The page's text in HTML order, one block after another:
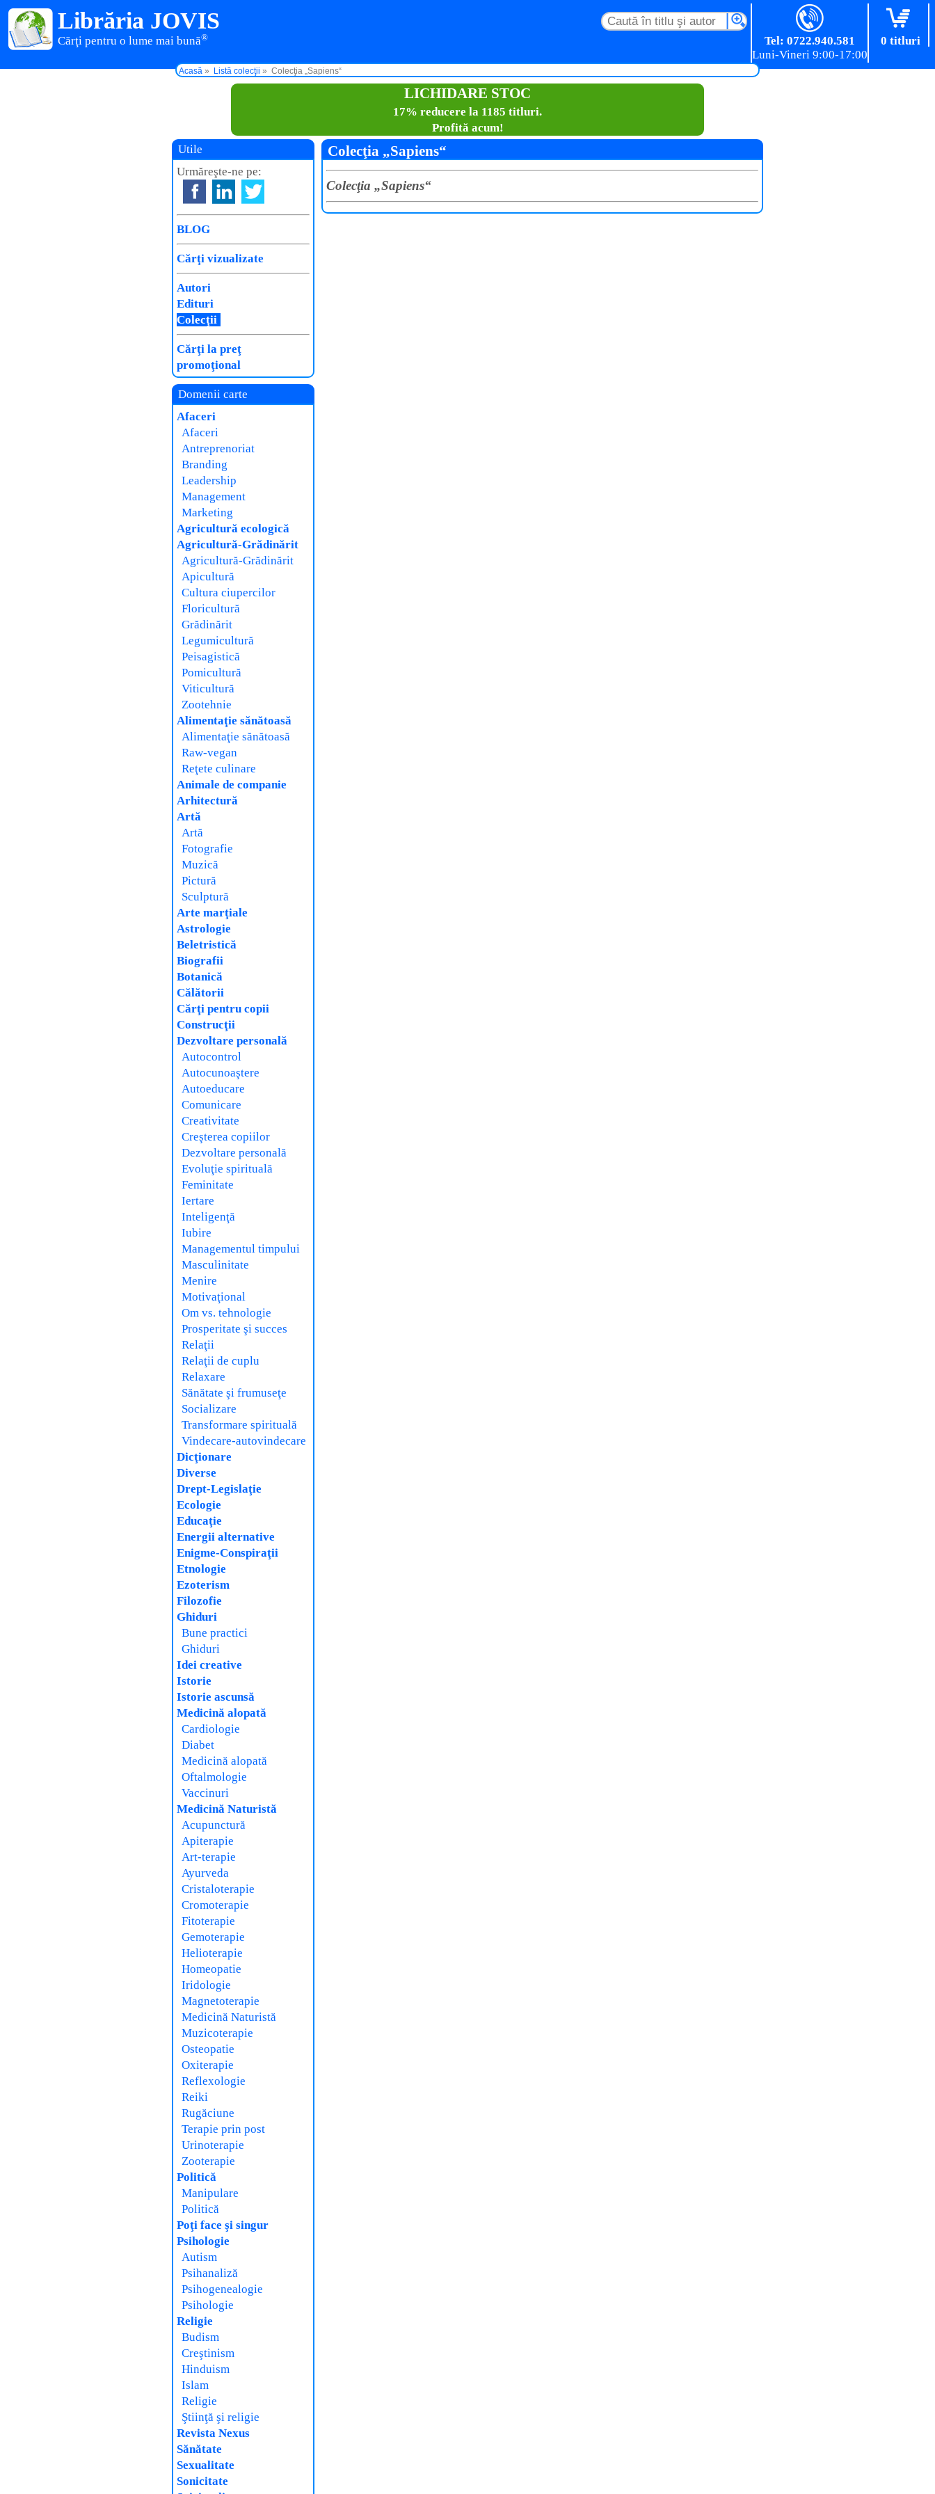
Librăria JOVIS
Cărţi pentru o lume mai bună® 0 titluri
Tel: 0722.940.581
Acasă Listă colecţii Colecţia „Sapiens“
LICHIDARE STOC
17% reducere la 1185 titluri.
Profită acum!
Colecţia „Sapiens“
Colecţia „Sapiens“
Utile
Urmăreşte-ne pe:
BLOG
Cărţi vizualizate
Autori
Edituri
Colecţii
Cărţi la preţ
promoţional
Domenii carte
Afaceri
Afaceri
Antreprenoriat
Branding
Leadership
Management
Marketing
Agricultură ecologică
Agricultură-Grădinărit
Agricultură-Grădinărit
Apicultură
Cultura ciupercilor
Floricultură
Grădinărit
Legumicultură
Peisagistică
Pomicultură
Viticultură
Zootehnie
Alimentaţie sănătoasă
Alimentaţie sănătoasă
Raw-vegan
Reţete culinare
Animale de companie
Arhitectură
Artă
Artă
Fotografie
Muzică
Pictură
Sculptură
Arte marţiale
Astrologie
Beletristică
Biografii
Botanică
Călătorii
Cărţi pentru copii
Construcţii
Dezvoltare personală
Autocontrol
Autocunoaştere
Autoeducare
Comunicare
Creativitate
Creşterea copiilor
Dezvoltare personală
Evoluţie spirituală
Feminitate
Iertare
Inteligenţă
Iubire
Managementul timpului
Masculinitate
Menire
Motivaţional
Om vs. tehnologie
Prosperitate şi succes
Relaţii
Relaţii de cuplu
Relaxare
Sănătate şi frumuseţe
Socializare
Transformare spirituală
Vindecare-autovindecare
Dicţionare
Diverse
Drept-Legislaţie
Ecologie
Educaţie
Energii alternative
Enigme-Conspiraţii
Etnologie
Ezoterism
Filozofie
Ghiduri
Bune practici
Ghiduri
Idei creative
Istorie
Istorie ascunsă
Medicină alopată
Cardiologie
Diabet
Medicină alopată
Oftalmologie
Vaccinuri
Medicină Naturistă
Acupunctură
Apiterapie
Art-terapie
Ayurveda
Cristaloterapie
Cromoterapie
Fitoterapie
Gemoterapie
Helioterapie
Homeopatie
Iridologie
Magnetoterapie
Medicină Naturistă
Muzicoterapie
Osteopatie
Oxiterapie
Reflexologie
Reiki
Rugăciune
Terapie prin post
Urinoterapie
Zooterapie
Politică
Manipulare
Politică
Poţi face şi singur
Psihologie
Autism
Psihanaliză
Psihogenealogie
Psihologie
Religie
Budism
Creştinism
Hinduism
Islam
Religie
Ştiinţă şi religie
Revista Nexus
Sănătate
Sexualitate
Sonicitate